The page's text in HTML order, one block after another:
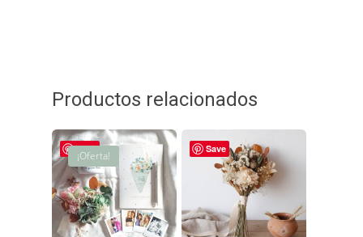
Productos relacionados
Save
¡Oferta!
Save